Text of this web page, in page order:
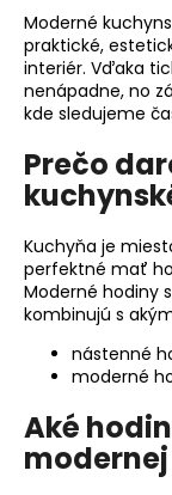
Moderné
praktické,
interiér. Vďaka
nenápadne, no
kde sledujeme
Prečo
Kuchyňa je
perfektné mať
Moderné hodiny
kombinujú s
nástenné
moderné
Aké
t
e
n
á
j
s
ť
?
O